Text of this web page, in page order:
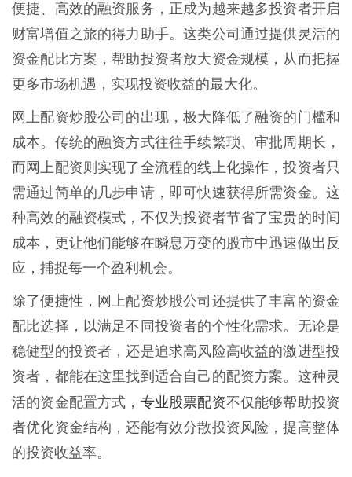
便捷、高效的融资服务，正成为越来越多投资者开启
财富增值之旅的得力助手。这类公司通过提供灵活的
资金配比方案，帮助投资者放大资金规模，从而把握
更多市场机遇，实现投资收益的最大化。
网上配资炒股公司的出现，极大降低了融资的门槛和
成本。传统的融资方式往往手续繁琐、审批周期长，
而网上配资则实现了全流程的线上化操作，投资者只
需通过简单的几步申请，即可快速获得所需资金。这
种高效的融资模式，不仅为投资者节省了宝贵的时间
成本，更让他们能够在瞬息万变的股市中迅速做出反
应，捕捉每一个盈利机会。
除了便捷性，网上配资炒股公司还提供了丰富的资金
配比选择，以满足不同投资者的个性化需求。无论是
稳健型的投资者，还是追求高风险高收益的激进型投
资者，都能在这里找到适合自己的配资方案。这种灵
活的资金配置方式， 专业股票配资不仅能够帮助投资
者优化资金结构，还能有效分散投资风险，提高整体
的投资收益率。